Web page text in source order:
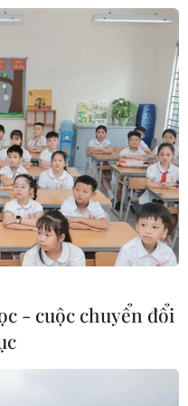
cao áp
- cuộc chuyển đổi